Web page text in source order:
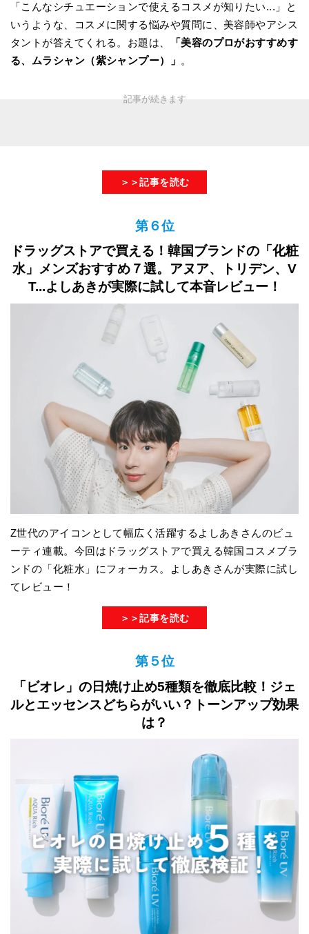
「こんなシチュエーションで使えるコスメが知りたい...」と
いうような、コスメに関する悩みや質問に、美容師やアシス
タントが答えてくれる。お題は、
「美容のプロがおすすめす
る、ムラシャン（紫シャンプー）」 。
＞＞記事を読む
第６位
ドラッグストアで買える！韓国ブランドの「化粧
水」メンズおすすめ７選。アヌア、トリデン、V
T...よしあきが実際に試して本音レビュー！
Z世代のアイコンとして幅広く活躍するよしあきさんのビュ
ーティ連載。今回はドラッグストアで買える韓国コスメブラ
ンドの「化粧水」にフォーカス。よしあきさんが実際に試し
てレビュー！
＞＞記事を読む
第５位
「ビオレ」の日焼け止め5種類を徹底比較！ジェ
ルとエッセンスどちらがいい？トーンアップ効果
は？